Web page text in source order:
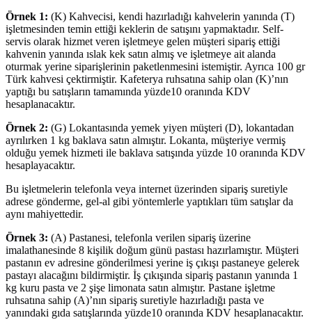
Örnek 1: (K) Kahvecisi, kendi hazırladığı kahvelerin yanında (T)
işletmesinden temin ettiği keklerin de satışını yapmaktadır. Self-
servis olarak hizmet veren işletmeye gelen müşteri sipariş ettiği
kahvenin yanında ıslak kek satın almış ve işletmeye ait alanda
oturmak yerine siparişlerinin paketlenmesini istemiştir. Ayrıca 100 gr
Türk kahvesi çektirmiştir. Kafeterya ruhsatına sahip olan (K)’nın
yaptığı bu satışların tamamında yüzde10 oranında KDV
hesaplanacaktır.
Örnek 2: (G) Lokantasında yemek yiyen müşteri (D), lokantadan
ayrılırken 1 kg baklava satın almıştır. Lokanta, müşteriye vermiş
olduğu yemek hizmeti ile baklava satışında yüzde 10 oranında KDV
hesaplayacaktır.
Bu işletmelerin telefonla veya internet üzerinden sipariş suretiyle
adrese gönderme, gel-al gibi yöntemlerle yaptıkları tüm satışlar da
aynı mahiyettedir.
Örnek 3: (A) Pastanesi, telefonla verilen sipariş üzerine
imalathanesinde 8 kişilik doğum günü pastası hazırlamıştır. Müşteri
pastanın ev adresine gönderilmesi yerine iş çıkışı pastaneye gelerek
pastayı alacağını bildirmiştir. İş çıkışında sipariş pastanın yanında 1
kg kuru pasta ve 2 şişe limonata satın almıştır. Pastane işletme
ruhsatına sahip (A)’nın sipariş suretiyle hazırladığı pasta ve
yanındaki gıda satışlarında yüzde10 oranında KDV hesaplanacaktır.